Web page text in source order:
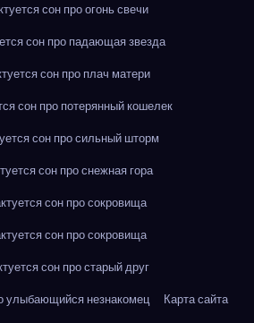
сон про огонь свечи
сон про падающая звезда
сон про плач матери
сон про потерянный кошелек
сон про сильный шторм
сон про снежная гора
сон про сокровища
сон про сокровища
сон про старый друг
улыбающийся незнакомец
Карта сайта